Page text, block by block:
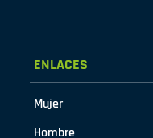
ENLACES
Mujer
Hombre